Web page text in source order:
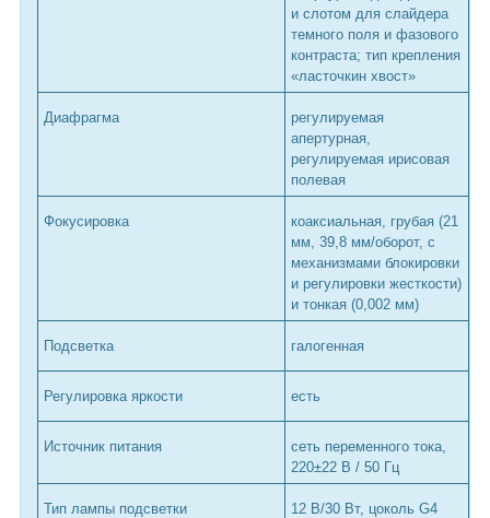
и слотом для слайдера
темного поля и фазового
контраста; тип крепления
«ласточкин хвост»
Диафрагма
регулируемая
апертурная,
регулируемая ирисовая
полевая
Фокусировка
коаксиальная, грубая (21
мм, 39,8 мм/оборот, с
механизмами блокировки
и регулировки жесткости)
и тонкая (0,002 мм)
Подсветка галогенная
Регулировка яркости есть
Источник питания
сеть переменного тока,
220±22 В / 50 Гц
Тип лампы подсветки 12 В/30 Вт, цоколь G4